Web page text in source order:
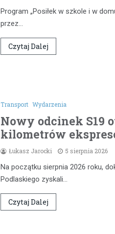
Program „Posiłek w szkole i w
przez…
Czytaj Dalej
Transport Wydarzenia
Nowy odcinek S19
kilometrów
Łukasz Jarocki 5 sierpnia 2026
Na początku sierpnia 2026 roku,
Podlaskiego zyskali…
Czytaj Dalej